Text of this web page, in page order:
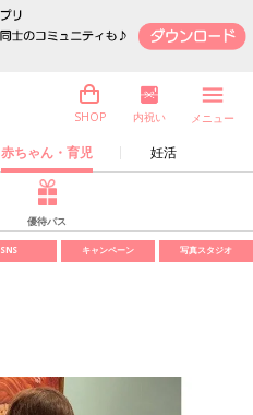
赤ちゃん・育児 妊活
SHOP 内祝い メニュー
優待パス
SNS キャンペーン 写真スタジオ